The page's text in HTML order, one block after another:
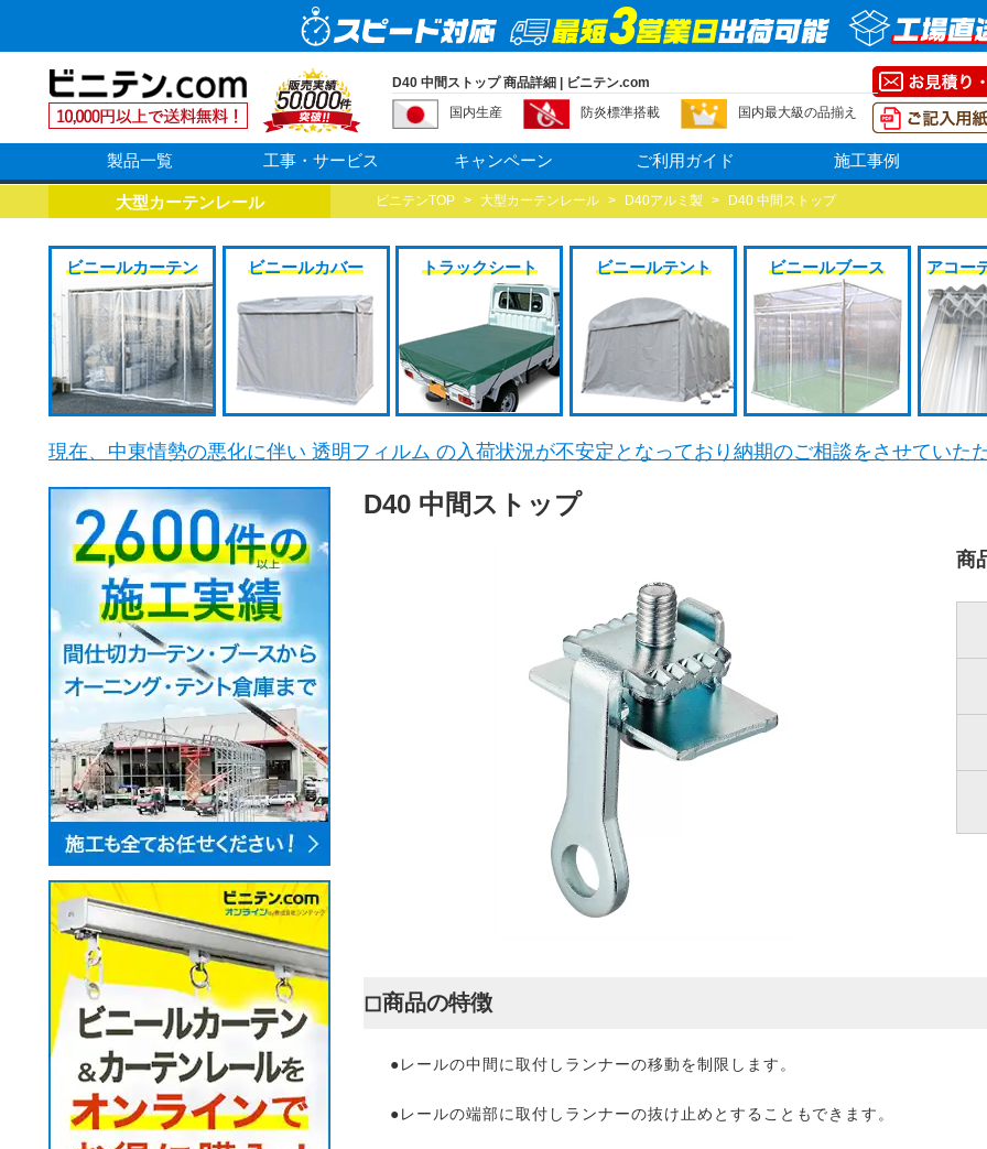
D40 中間ストップ 商品詳細 | ビニテン.com
国内生産
防炎標準搭載 国内最大級の品揃え
製品一覧 工事・サービス キャンペーン ご利用ガイド 施工事例
大型カーテンレール ビニテンTOP > 大型カーテンレール > D40アルミ製 > D40 中間ストップ
ビニールカーテン ビニールカバー トラックシート ビニールテント ビニールブース アコー
現在、中東情勢の悪化に伴い 透明フィルム の入荷状況が不安定となっており納期のご相談をさせていた
D40 中間ストップ
商
◻︎商品の特徴
●レールの中間に取付しランナーの移動を制限します。
●レールの端部に取付しランナーの抜け止めとすることもできます。